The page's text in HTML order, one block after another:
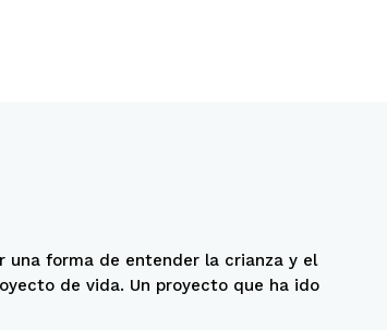
una forma de entender la crianza y el
de vida. Un proyecto que ha ido